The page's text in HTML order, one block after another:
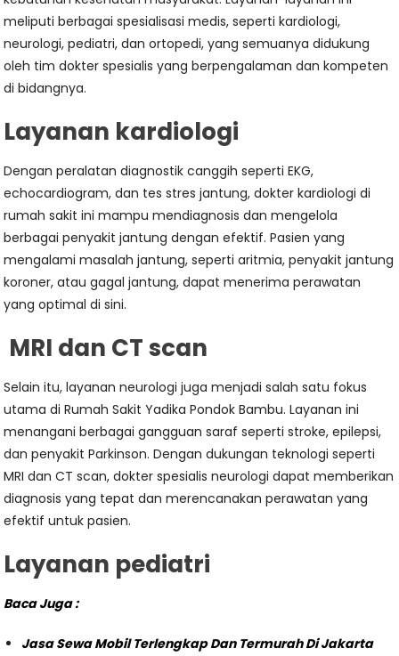
meliputi berbagai spesialisasi medis, seperti kardiologi,
neurologi, pediatri, dan ortopedi, yang semuanya didukung
oleh tim dokter spesialis yang berpengalaman dan kompeten
di bidangnya.
Layanan kardiologi
Dengan peralatan diagnostik canggih seperti EKG,
echocardiogram, dan tes stres jantung, dokter kardiologi di
rumah sakit ini mampu mendiagnosis dan mengelola
berbagai penyakit jantung dengan efektif. Pasien yang
mengalami masalah jantung, seperti aritmia, penyakit jantung
koroner, atau gagal jantung, dapat menerima perawatan
yang optimal di sini.
MRI dan CT scan
Selain itu, layanan neurologi juga menjadi salah satu fokus
utama di Rumah Sakit Yadika Pondok Bambu. Layanan ini
menangani berbagai gangguan saraf seperti stroke, epilepsi,
dan penyakit Parkinson. Dengan dukungan teknologi seperti
MRI dan CT scan, dokter spesialis neurologi dapat memberikan
diagnosis yang tepat dan merencanakan perawatan yang
efektif untuk pasien.
Layanan pediatri
Baca Juga :
Jasa Sewa Mobil Terlengkap Dan Termurah Di Jakarta